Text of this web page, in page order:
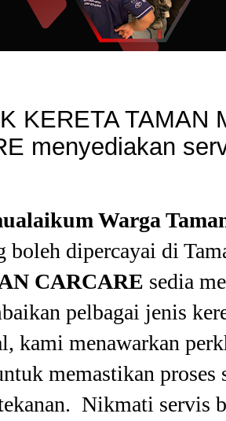
KERETA TAMAN
menyediakan
Warga
boleh dipercayai di
CARCARE sedia
pelbagai jenis
kami menawarkan
memastikan proses
Nikmati servis